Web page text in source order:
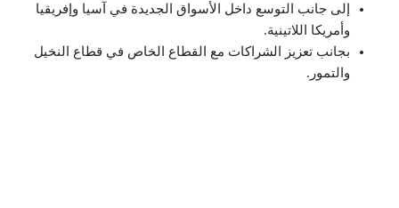
إلى جانب التوسع داخل الأسواق الجديدة في آسيا وإفريقيا
وأمريكا اللاتينية.
بجانب تعزيز الشراكات مع القطاع الخاص في قطاع النخيل
والتمور.